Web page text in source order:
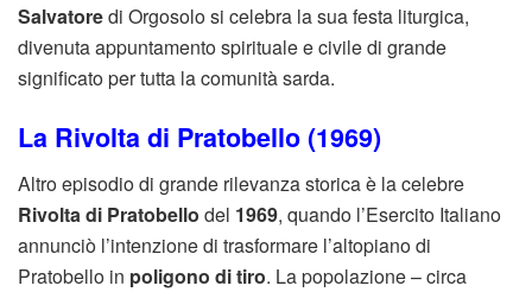
Salvatoredi Orgosolo si celebra la sua festa liturgica,
divenuta appuntamento spirituale e civile di grande
significato per tutta la comunità sarda.
La Rivolta di Pratobello (1969)
Altro episodio di grande rilevanza storica è la celebre
Rivolta di Pratobello del 1969, quando l’Esercito Italiano
annunciò l’intenzione di trasformare l’altopiano di
Pratobello in poligono di tiro. La popolazione – circa